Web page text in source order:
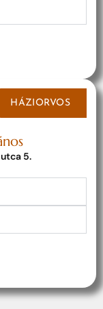
HÁZIORVOS
5.